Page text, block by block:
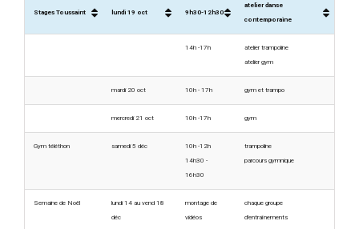
Stages Toussaint lundi 19 oct 9h30-12h30
atelier danse
contemporaine
14h -17h
atelier trampoline
atelier gym
mardi 20 oct 10h - 17h gym et trampo
mercredi 21 oct 10h -17h gym
Gym téléthon samedi 5 déc
10h -12h
14h30 -
16h30
trampoline
parcours gymnique
Semaine de Noël
lundi 14 au vend 18
déc
montage de
vidéos
chaque groupe
d'entraînements